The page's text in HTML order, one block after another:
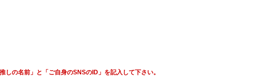
の名前」と「ご自身のSNSのID」を記入して下さい。